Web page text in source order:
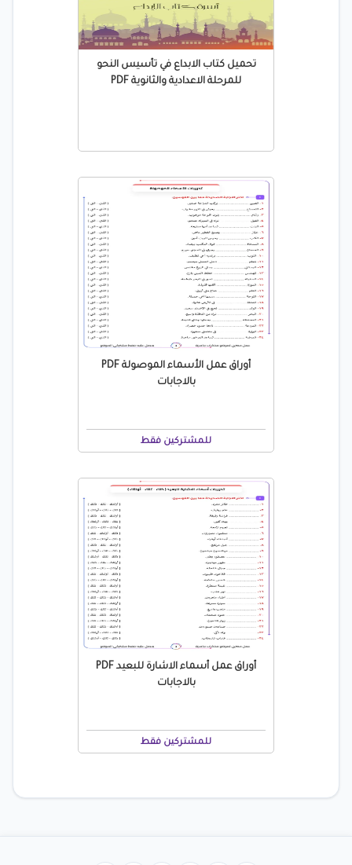
تحميل كتاب الابداع في تأسيس النحو
للمرحلة الاعدادية والثانوية PDF
أوراق عمل الأسماء الموصولة PDF
بالاجابات
للمشتركين فقط
أوراق عمل أسماء الاشارة للبعيد PDF
بالاجابات
للمشتركين فقط